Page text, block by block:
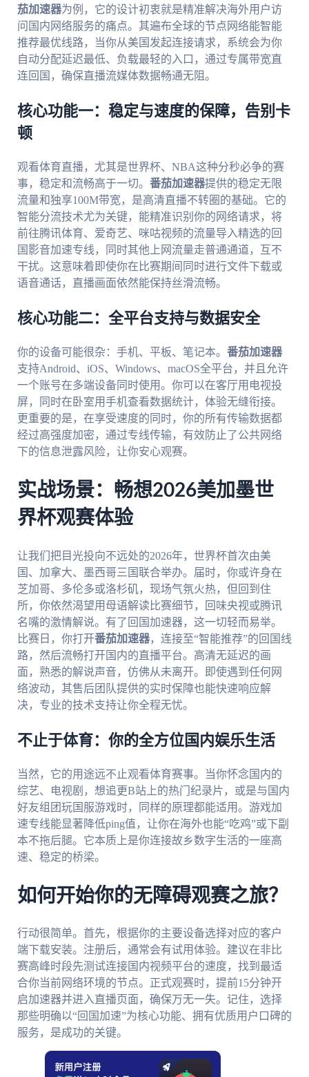
茄加速器为例，它的设计初衷就是精准解决海外用户访
问国内网络服务的痛点。其遍布全球的节点网络能智能
推荐最优线路，当你从美国发起连接请求，系统会为你
自动分配延迟最低、负载最轻的入口，通过专属带宽直
连回国，确保直播流媒体数据畅通无阻。
核心功能一：稳定与速度的保障，告别卡
顿
观看体育直播，尤其是世界杯、NBA这种分秒必争的赛
事，稳定和流畅高于一切。 番茄加速器提供的稳定无限
流量和独享100M带宽，是高清直播不转圈的基础。它的
智能分流技术尤为关键，能精准识别你的网络请求，将
前往腾讯体育、爱奇艺、咪咕视频的流量导入精选的回
国影音加速专线，同时其他上网流量走普通通道，互不
干扰。这意味着即使你在比赛期间同时进行文件下载或
语音通话，直播画面依然能保持丝滑流畅。
核心功能二：全平台支持与数据安全
你的设备可能很杂：手机、平板、笔记本。 番茄加速器
支持Android、iOS、Windows、macOS全平台，并且允许
一个账号在多端设备同时使用。你可以在客厅用电视投
屏，同时在卧室用手机查看数据统计，体验无缝衔接。
更重要的是，在享受速度的同时，你的所有传输数据都
经过高强度加密，通过专线传输，有效防止了公共网络
下的信息泄露风险，让你安心观赛。
实战场景：畅想2026美加墨世
界杯观赛体验
让我们把目光投向不远处的2026年，世界杯首次由美
国、加拿大、墨西哥三国联合举办。届时，你或许身在
芝加哥、多伦多或洛杉矶，现场气氛火热，但回到住
所，你依然渴望用母语解读比赛细节，回味央视或腾讯
名嘴的激情解说。有了回国加速器，这一切轻而易举。
比赛日，你打开番茄加速器，连接至“智能推荐”的回国线
路，然后流畅打开国内的直播平台。高清无延迟的画
面，熟悉的解说声音，仿佛从未离开。即使遇到任何网
络波动，其售后团队提供的实时保障也能快速响应解
决，专业的技术支持让你全程无忧。
不止于体育：你的全方位国内娱乐生活
当然，它的用途远不止观看体育赛事。当你怀念国内的
综艺、电视剧，想追更B站上的热门纪录片，或是与国内
好友组团玩国服游戏时，同样的原理都能适用。游戏加
速专线能显著降低ping值，让你在海外也能“吃鸡”或下副
本不拖后腿。它本质上是你连接故乡数字生活的一座高
速、稳定的桥梁。
如何开始你的无障碍观赛之旅？
行动很简单。首先，根据你的主要设备选择对应的客户
端下载安装。注册后，通常会有试用体验。建议在非比
赛高峰时段先测试连接国内视频平台的速度，找到最适
合你当前网络环境的节点。正式观赛时，提前15分钟开
启加速器并进入直播页面，确保万无一失。记住，选择
那些明确以“回国加速”为核心功能、拥有优质用户口碑的
服务，是成功的关键。